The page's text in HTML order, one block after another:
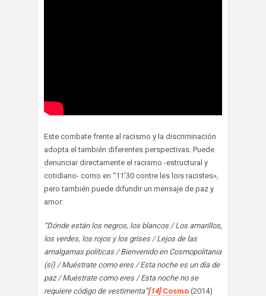
Este combate frente al racismo y la discriminación
adopta el también diferentes perspectivas. Puede
denunciar directamente el racismo -estructural y
cotidiano- como en “11’30 contre les lois racistes»,
pero también puede difundir un mensaje de paz y
amor:
“Dónde están los negros, los blancos / Los amarillos,
los verdes, los rojos y los grises / Lejos de las
amalgamas políticas / Bienvenido en Cosmopolitania
(sí) / Muéstrate como eres / Esta noche es un día de
paz / Muéstrate como eres / Esta noche no se
requiere código de vestimenta”[14] Cosmo (2014)